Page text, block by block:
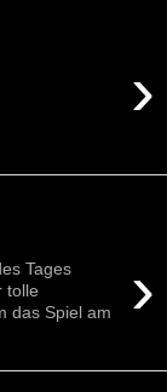
›
›
Tages
tolle
das Spiel am